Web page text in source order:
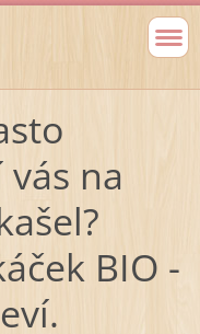
na
BIO -